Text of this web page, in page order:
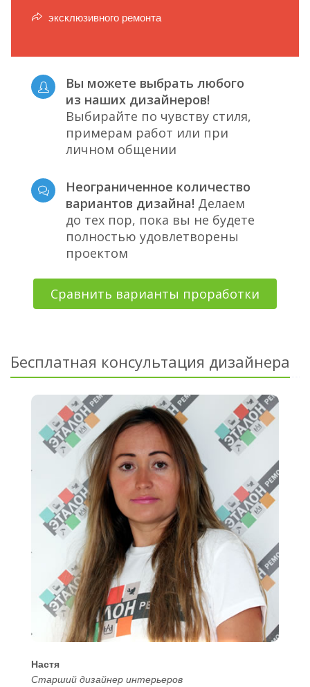
эксклюзивного ремонта
Вы можете выбрать любого
из наших дизайнеров!
Выбирайте по чувству стиля,
примерам работ или при
личном общении
Неограниченное количество
вариантов дизайна! Делаем
до тех пор, пока вы не будете
полностью удовлетворены
проектом
Сравнить варианты проработки
Бесплатная консультация дизайнера
Настя
Старший дизайнер интерьеров